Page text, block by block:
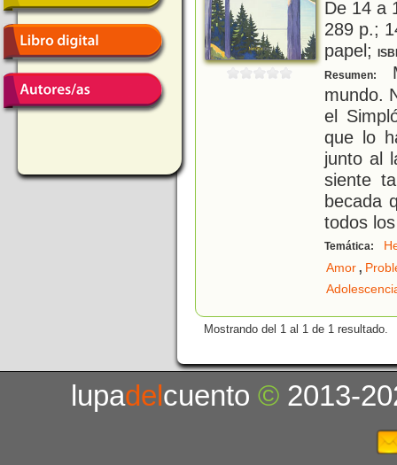
De 14 a
289 p.;
papel;
Resumen:
mundo.
el
que lo
junto al
siente
becada
todos
Temática:
Amor,
Mostrando del 1 al 1 de 1 resultado.
lupadelcuento© 2013-